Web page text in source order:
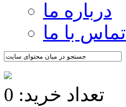
درباره ما
تماس با ما
تعداد خرید: 0